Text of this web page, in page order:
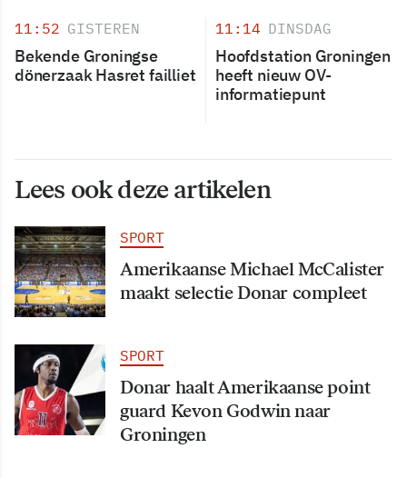
11:52 GISTEREN
Bekende Groningse
dönerzaak Hasret failliet
11:14 DINSDAG
Hoofdstation Groningen
heeft nieuw OV-
informatiepunt
Lees ook deze artikelen
SPORT
Amerikaanse Michael McCalister
maakt selectie Donar compleet
SPORT
Donar haalt Amerikaanse point
guard Kevon Godwin naar
Groningen